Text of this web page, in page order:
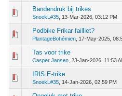
Bandendruk bij trikes
SnoekL#35 13-Mar-2026, 03:12 PM
- 0 van 5 gemiddeld
45
Podbike Frikar failliet?
PlantageBohémien 17-May-2025,
0 van 5 gemiddeld
4 5
Tas voor trike
Casper Jansen 23-Jan-2026, 11:53
0 van 5 gemiddeld
45
IRIS E-trike
SnoekL#35 14-Jan-2026, 02:59 PM
- 0 van 5 gemiddeld
45